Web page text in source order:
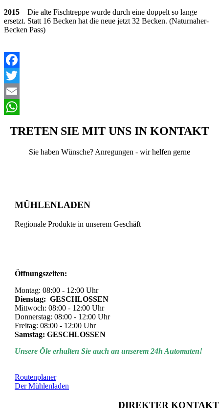
2015 – Die alte Fischtreppe wurde durch eine doppelt so lange
ersetzt. Statt 16 Becken hat die neue jetzt 32 Becken. (Naturnaher-
Becken Pass)
Facebook
Twitter
Email
TRETEN SIE MIT UNS IN KONTAKT
Sie haben Wünsche? Anregungen - wir helfen gerne
MÜHLENLADEN
Regionale Produkte in unserem Geschäft
Öffnungszeiten:
Montag: 08:00 - 12:00 Uhr
Dienstag: GESCHLOSSEN
Mittwoch: 08:00 - 12:00 Uhr
Donnerstag: 08:00 - 12:00 Uhr
Freitag: 08:00 - 12:00 Uhr
Samstag: GESCHLOSSEN
Unsere Öle erhalten Sie auch an unserem 24h Automaten!
Routenplaner
Der Mühlenladen
DIREKTER KONTAKT